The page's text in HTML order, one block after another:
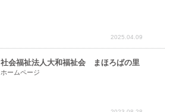
2025.04.09
社会福祉法人大和福祉会 まほろばの里
ホームページ